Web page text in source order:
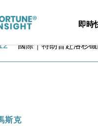
即時
地產｜大酒店中期轉
財經｜香港7月PMI回
財經｜黑石傳再籌逾
財經｜滙控重啟最多
斯克